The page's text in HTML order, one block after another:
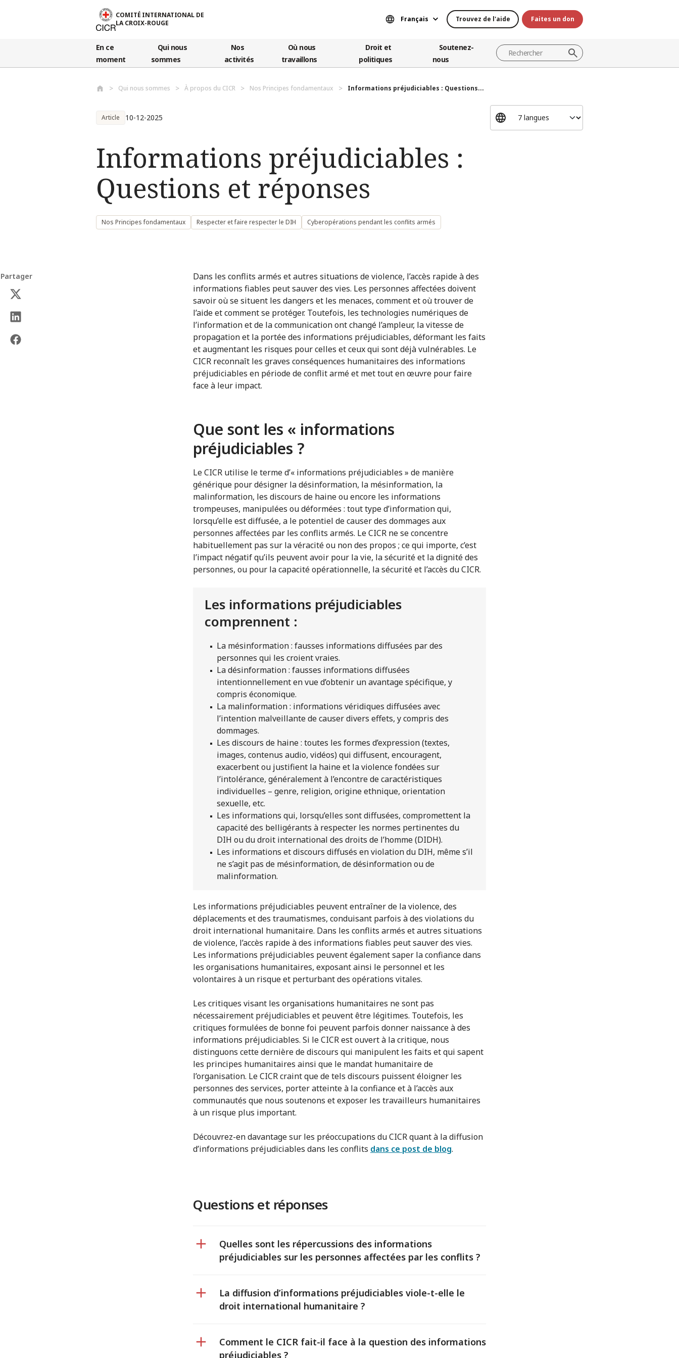
COMITÉ INTERNATIONAL DE
LA CROIX-ROUGE
Français Trouvez de l'aide Faites un don
En ce
moment
Qui nous
sommes
Nos
activités
Où nous
travaillons
Droit et
politiques
Soutenez-
nous
Qui nous sommes À propos du CICR Nos Principes fondamentaux Informations préjudiciables : Questions...
Article 10-12-2025
Informations préjudiciables :
Questions et réponses
Nos Principes fondamentaux Respecter et faire respecter le DIH Cyberopérations pendant les conflits armés
Partager
Dans les conflits armés et autres situations de violence, l’accès rapide à des
informations fiables peut sauver des vies. Les personnes affectées doivent
savoir où se situent les dangers et les menaces, comment et où trouver de
l’aide et comment se protéger. Toutefois, les technologies numériques de
l’information et de la communication ont changé l’ampleur, la vitesse de
propagation et la portée des informations préjudiciables, déformant les faits
et augmentant les risques pour celles et ceux qui sont déjà vulnérables. Le
CICR reconnaît les graves conséquences humanitaires des informations
préjudiciables en période de conflit armé et met tout en œuvre pour faire
face à leur impact.
Que sont les « informations
préjudiciables ?
Le CICR utilise le terme d’« informations préjudiciables » de manière
générique pour désigner la désinformation, la mésinformation, la
malinformation, les discours de haine ou encore les informations
trompeuses, manipulées ou déformées : tout type d’information qui,
lorsqu’elle est diffusée, a le potentiel de causer des dommages aux
personnes affectées par les conflits armés. Le CICR ne se concentre
habituellement pas sur la véracité ou non des propos ; ce qui importe, c’est
l’impact négatif qu’ils peuvent avoir pour la vie, la sécurité et la dignité des
personnes, ou pour la capacité opérationnelle, la sécurité et l’accès du CICR.
Les informations préjudiciables
comprennent :
La mésinformation : fausses informations diffusées par des
personnes qui les croient vraies.
La désinformation : fausses informations diffusées
intentionnellement en vue d’obtenir un avantage spécifique, y
compris économique.
La malinformation : informations véridiques diffusées avec
l’intention malveillante de causer divers effets, y compris des
dommages.
Les discours de haine : toutes les formes d’expression (textes,
images, contenus audio, vidéos) qui diffusent, encouragent,
exacerbent ou justifient la haine et la violence fondées sur
l’intolérance, généralement à l’encontre de caractéristiques
individuelles – genre, religion, origine ethnique, orientation
sexuelle, etc.
Les informations qui, lorsqu’elles sont diffusées, compromettent la
capacité des belligérants à respecter les normes pertinentes du
DIH ou du droit international des droits de l’homme (DIDH).
Les informations et discours diffusés en violation du DIH, même s’il
ne s’agit pas de mésinformation, de désinformation ou de
malinformation.
Les informations préjudiciables peuvent entraîner de la violence, des
déplacements et des traumatismes, conduisant parfois à des violations du
droit international humanitaire. Dans les conflits armés et autres situations
de violence, l’accès rapide à des informations fiables peut sauver des vies.
Les informations préjudiciables peuvent également saper la confiance dans
les organisations humanitaires, exposant ainsi le personnel et les
volontaires à un risque et perturbant des opérations vitales.
Les critiques visant les organisations humanitaires ne sont pas
nécessairement préjudiciables et peuvent être légitimes. Toutefois, les
critiques formulées de bonne foi peuvent parfois donner naissance à des
informations préjudiciables. Si le CICR est ouvert à la critique, nous
distinguons cette dernière de discours qui manipulent les faits et qui sapent
les principes humanitaires ainsi que le mandat humanitaire de
l’organisation. Le CICR craint que de tels discours puissent éloigner les
personnes des services, porter atteinte à la confiance et à l’accès aux
communautés que nous soutenons et exposer les travailleurs humanitaires
à un risque plus important.
Découvrez-en davantage sur les préoccupations du CICR quant à la diffusion
d’informations préjudiciables dans les conflits dans ce post de blog.
Questions et réponses
Quelles sont les répercussions des informations
préjudiciables sur les personnes affectées par les conflits ?
La diffusion d’informations préjudiciables viole-t-elle le
droit international humanitaire ?
Comment le CICR fait-il face à la question des informations
préjudiciables ?